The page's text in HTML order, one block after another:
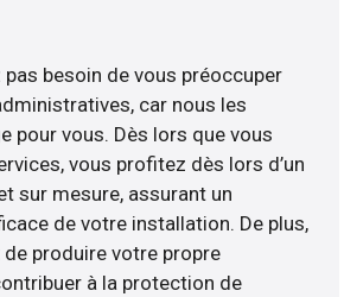
pas besoin de vous préoccuper
car nous les
pour vous. Dès lors que vous
vous profitez dès lors d’un
sur mesure, assurant un
de votre installation. De plus,
produire votre propre
à la protection de